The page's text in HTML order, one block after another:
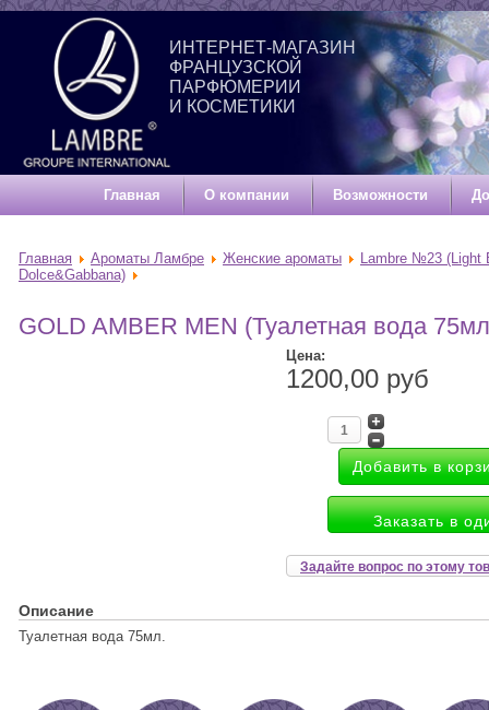
ИНТЕРНЕТ-МАГАЗИН
ФРАНЦУЗСКОЙ
ПАРФЮМЕРИИ
И КОСМЕТИКИ
Главная О компании Возможности
Главная Ароматы Ламбре Женские ароматы
Lambre №23 (Light
Dolce&Gabbana)
GOLD AMBER MEN (Туалетная вода
Цена:
1200,00 руб
Заказать в
Задайте вопрос по этому
Описание
Туалетная вода 75мл.